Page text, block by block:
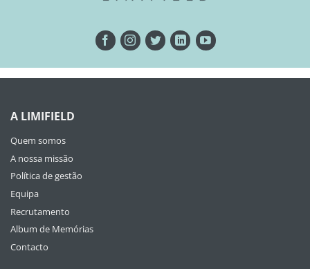
A LIMIFIELD
Quem somos
A nossa missão
Política de gestão
Equipa
Recrutamento
Album de Memórias
Contacto